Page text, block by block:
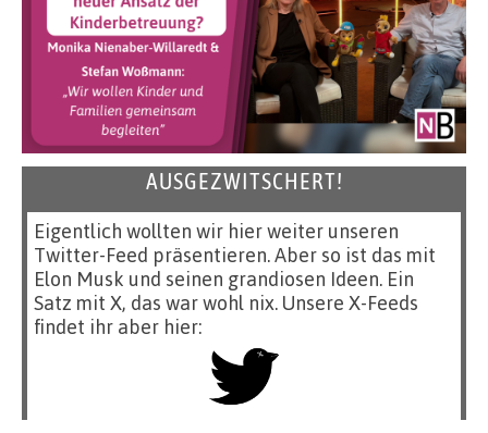
AUSGEZWITSCHERT!
Eigentlich wollten wir hier weiter unseren
Twitter-Feed präsentieren. Aber so ist das mit
Elon Musk und seinen grandiosen Ideen. Ein
Satz mit X, das war wohl nix. Unsere X-Feeds
findet ihr aber hier: